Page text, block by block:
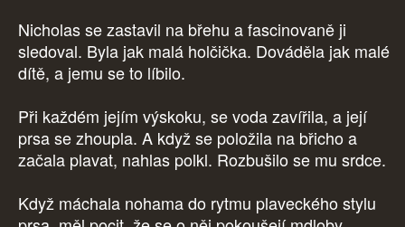
Nicholas se zastavil na břehu a fascinovaně ji
sledoval. Byla jak malá holčička. Dováděla jak malé
dítě, a jemu se to líbilo.
Při každém jejím výskoku, se voda zavířila, a její
prsa se zhoupla. A když se položila na břicho a
začala plavat, nahlas polkl. Rozbušilo se mu srdce.
Když máchala nohama do rytmu plaveckého stylu